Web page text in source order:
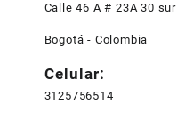
Calle 46 A # 23A 30 sur
Bogotá - Colombia
Celular:
3125756514